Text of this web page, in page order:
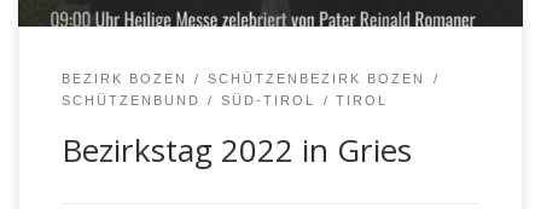
BEZIRK BOZEN
SCHÜTZENBEZIRK BOZEN
SCHÜTZENBUND
SÜD-TIROL TIROL
Bezirkstag 2022 in Gries